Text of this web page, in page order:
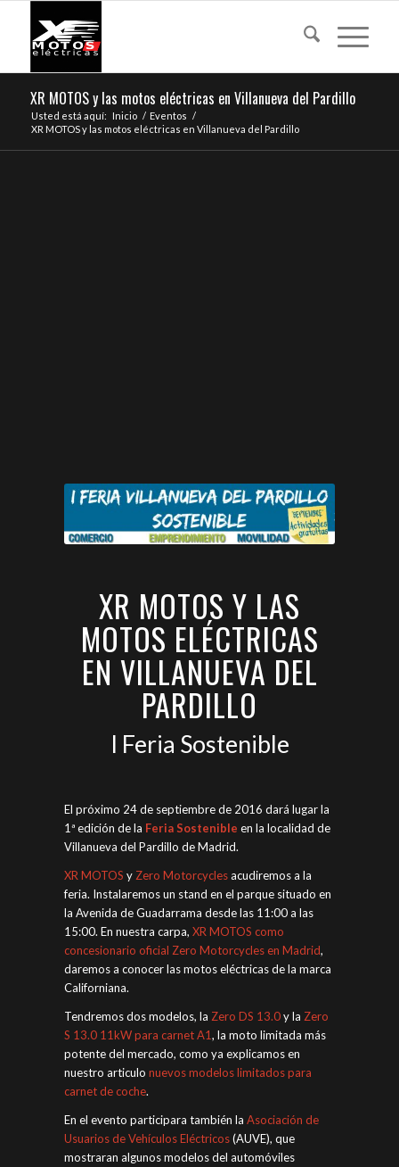
XR MOTOS y las motos eléctricas en Villanueva del Pardillo
Usted está aquí: Inicio / Eventos /
XR MOTOS y las motos eléctricas en Villanueva del Pardillo
XR MOTOS Y LAS
MOTOS ELÉCTRICAS
EN VILLANUEVA DEL
PARDILLO
I Feria Sostenible
El próximo 24 de septiembre de 2016 dará lugar la
1ª edición de la Feria Sostenible en la localidad de
Villanueva del Pardillo de Madrid.
XR MOTOS y Zero Motorcyclesacudiremos a la
feria. Instalaremos un stand en el parque situado en
la Avenida de Guadarrama desde las 11:00 a las
15:00. En nuestra carpa, XR MOTOS como
concesionario oficial Zero Motorcycles en Madrid,
daremos a conocer las motos eléctricas de la marca
Californiana.
Tendremos dos modelos, la Zero DS 13.0y la Zero
S 13.0 11kW para carnet A1, la moto limitada más
potente del mercado, como ya explicamos en
nuestro articulo nuevos modelos limitados para
carnet de coche.
En el evento participara también la Asociación de
Usuarios de Vehículos Eléctricos(AUVE), que
mostraran algunos modelos del automóviles